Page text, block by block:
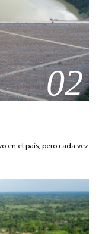
02
en el país, pero cada vez